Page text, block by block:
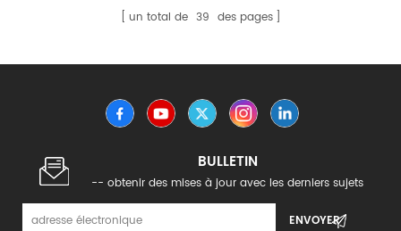
un total de 39 des pages
BULLETIN
-- obtenir des mises à jour avec les derniers sujets